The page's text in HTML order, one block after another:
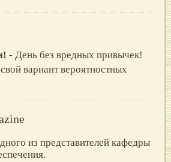
- День без вредных привычек!
вариант вероятностных
из представителей кафедры